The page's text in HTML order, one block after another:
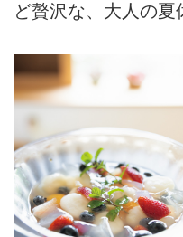
ど贅沢な、大人の夏